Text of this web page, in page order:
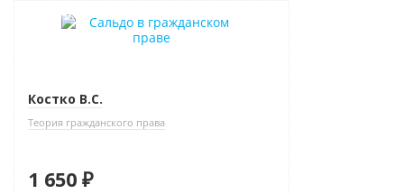
Новинка
Костко В.С.
Теория гражданского права
1 650 ₽